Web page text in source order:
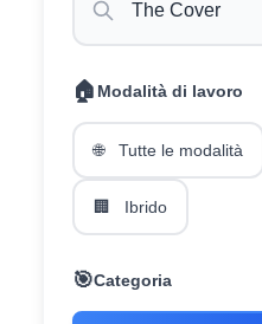
🏠 Modalità di lavoro
🌐 Tutte le modalità
🏢 Ibrido
🎯Categoria